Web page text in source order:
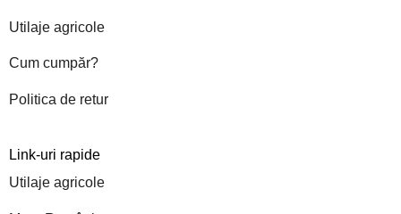
Utilaje agricole
Cum cumpăr?
Politica de retur
Link-uri rapide
Utilaje agricole